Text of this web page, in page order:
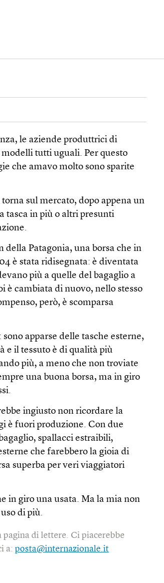
le aziende produttrici di
tutti uguali. Per questo
che amavo molto sono sparite
sul mercato, dopo appena un
tasca in più o altri presunti
Patagonia, una borsa che in
è stata ridisegnata: è diventata
più a quelle del bagaglio a
è cambiata di nuovo, nello stesso
però, è scomparsa
apparse delle tasche esterne,
e il tessuto è di qualità più
più, a meno che non troviate
una buona borsa, ma in giro
ingiusto non ricordare la
è fuori produzione. Con due
spallacci estraibili,
che farebbero la gioia di
superba per veri viaggiatori
in giro una usata. Ma la mia non
di più.
di lettere. Ci piacerebbe
a:posta@internazionale.it